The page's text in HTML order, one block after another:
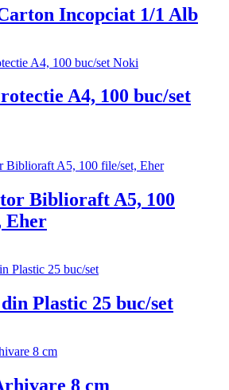
Incopciat 1/1 Alb
A4, 100 buc/set
Biblioraft A5, 100
Eher
Plastic 25 buc/set
8 cm